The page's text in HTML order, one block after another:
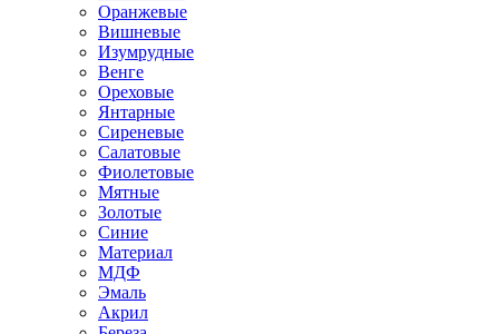
Оранжевые
Вишневые
Изумрудные
Венге
Ореховые
Янтарные
Сиреневые
Салатовые
Фиолетовые
Мятные
Золотые
Синие
Материал
МДФ
Эмаль
Акрил